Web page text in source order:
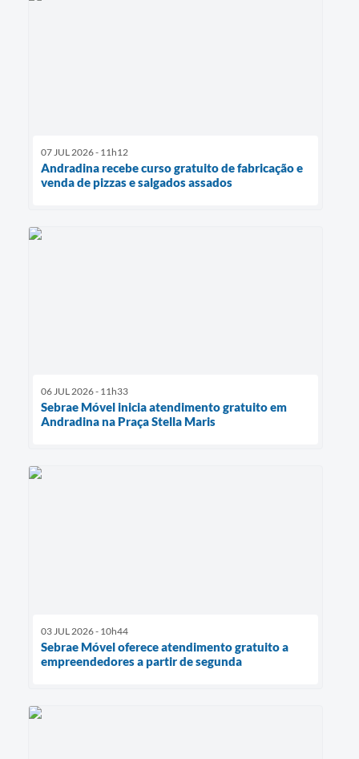
07 JUL 2026 - 11h12
Andradina recebe curso gratuito de fabricação e
venda de pizzas e salgados assados
06 JUL 2026 - 11h33
Sebrae Móvel inicia atendimento gratuito em
Andradina na Praça Stella Maris
03 JUL 2026 - 10h44
Sebrae Móvel oferece atendimento gratuito a
empreendedores a partir de segunda